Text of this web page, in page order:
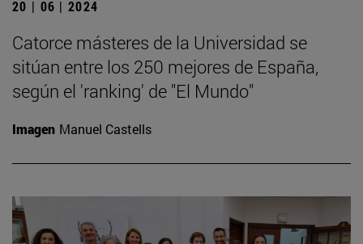
20 | 06 | 2024
Catorce másteres de la Universidad se
sitúan entre los 250 mejores de España,
según el 'ranking' de "El Mundo"
Imagen Manuel Castells